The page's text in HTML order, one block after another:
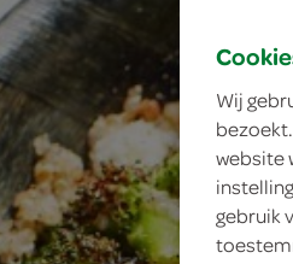
Wij
website
gebruik